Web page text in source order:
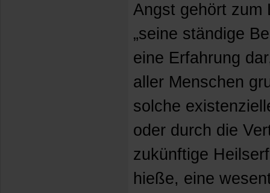
Angst gehört zum
„seine ständige
eine Erfahrung
aller Menschen
solche
oder durch die
zukünftige
hieße, eine